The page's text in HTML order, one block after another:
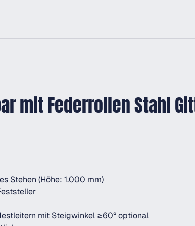
mit Federrollen Stahl
Stehen (Höhe: 1.000 mm)
mit Steigwinkel ≥60° optional